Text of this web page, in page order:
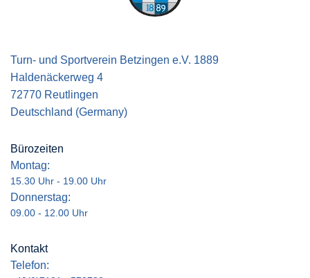
Turn- und Sportverein Betzingen e.V. 1889
Haldenäckerweg 4
72770 Reutlingen
Deutschland (Germany)
Bürozeiten
Montag:
15.30 Uhr - 19.00 Uhr
Donnerstag:
09.00 - 12.00 Uhr
Kontakt
Telefon: